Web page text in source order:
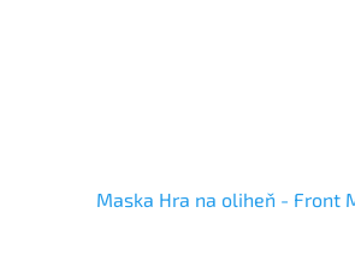
Maska Hra na oliheň - Front